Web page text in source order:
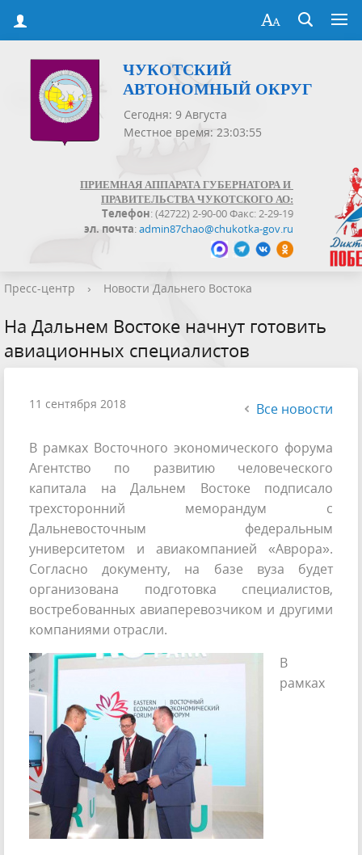
ЧУКОТСКИЙ
АВТОНОМНЫЙ ОКРУГ
Сегодня: 9 Августа
Местное время: 23:03:55
ПРИЕМНАЯ АППАРАТА ГУБЕРНАТОРА И
ПРАВИТЕЛЬСТВА ЧУКОТСКОГО АО:
Телефон: (42722) 2-90-00 Факс: 2-29-19
эл. почта:admin87chao@chukotka-gov.ru
Пресс-центр › Новости Дальнего Востока
На Дальнем Востоке начнут готовить
авиационных специалистов
11 сентября 2018 Все новости
В рамках Восточного экономического форума
Агентство по развитию человеческого
капитала на Дальнем Востоке подписало
трехсторонний меморандум с
Дальневосточным федеральным
университетом и авиакомпанией «Аврора».
Согласно документу, на базе вуза будет
организована подготовка специалистов,
востребованных авиаперевозчиком и другими
компаниями отрасли.
В
рамках